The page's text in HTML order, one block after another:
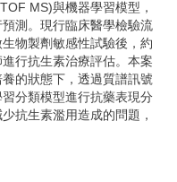
測。現行臨床醫學檢驗流
物製劑敏感性試驗後，約
行抗生素治療評估。本案
的狀態下，透過質譜訊號
分類模型進行抗藥表現分
抗生素濫用造成的問題，